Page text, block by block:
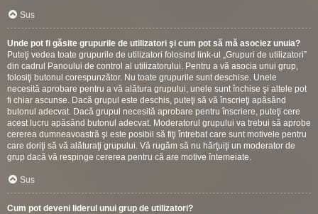
Sus
Unde pot fi găsite grupurile de utilizatori şi cum pot să mă asociez unuia?
Puteţi vedea toate grupurile de utilizatori folosind link-ul „Grupuri de utilizatori”
din cadrul Panoului de control al utilizatorului. Pentru a vă asocia unui grup,
folosiţi butonul corespunzător. Nu toate grupurile sunt deschise. Unele
necesită aprobare pentru a vă alătura grupului, unele sunt închise şi altele pot
fi chiar ascunse. Dacă grupul este deschis, puteţi să vă înscrieţi apăsând
butonul adecvat. Dacă grupul necesită aprobare pentru înscriere, puteţi cere
acest lucru apăsând butonul adecvat. Moderatorul grupului va trebui să aprobe
cererea dumneavoastră şi este posibil să fiţi întrebat care sunt motivele pentru
care doriţi să vă alăturaţi grupului. Vă rugăm să nu hărţuiţi un moderator de
grup dacă vă respinge cererea pentru că are motive întemeiate.
Sus
Cum pot deveni liderul unui grup de utilizatori?